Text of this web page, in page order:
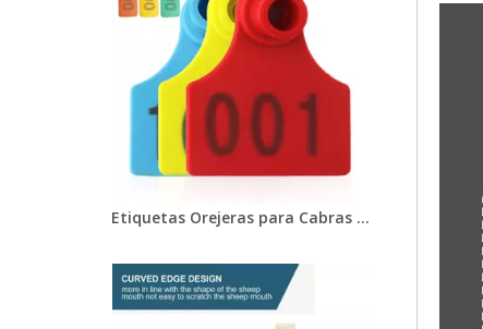
Etiquetas Orejeras para Cabras Ovejas Bovinos Vacas Porcinos Gestión de Seguimiento de Animales LMA-01